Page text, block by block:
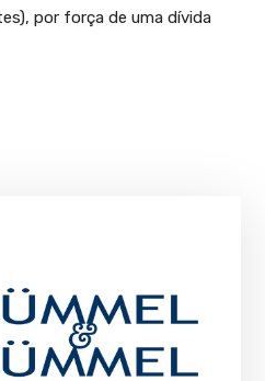
por força de uma dívida